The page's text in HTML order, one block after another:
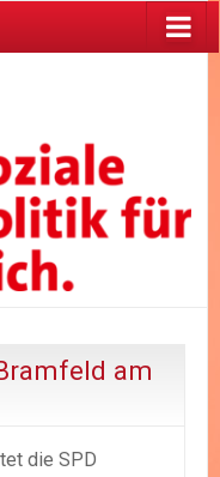
am
die SPD